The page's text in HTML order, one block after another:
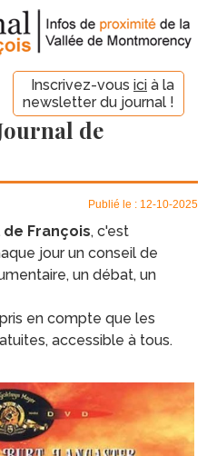
Inscrivez-vous ici à la
newsletter du journal !
de
Publié le : 12-10-2025
François, c'est
jour un conseil de
un débat, un
en compte que les
accessible à tous.